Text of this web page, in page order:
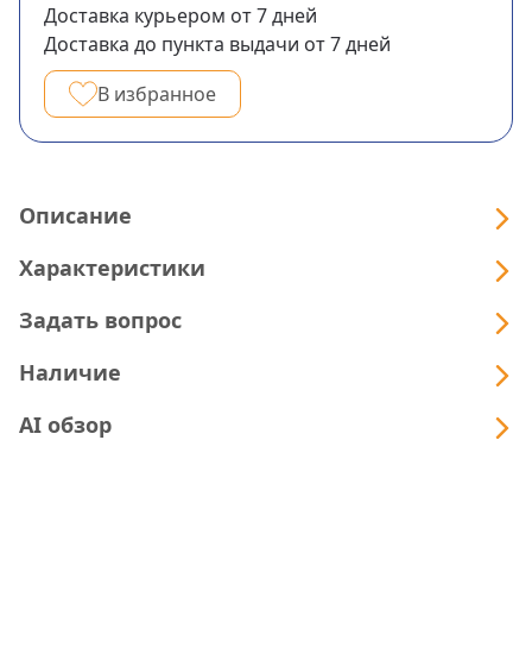
Доставка курьером от 7дней
Доставка до пункта выдачи от 7дней
В избранное
Описание
Характеристики
Задать вопрос
Наличие
AI обзор